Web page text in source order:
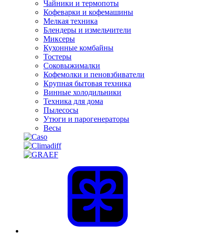
Чайники и термопоты
Кофеварки и кофемашины
Мелкая техника
Блендеры и измельчители
Миксеры
Кухонные комбайны
Тостеры
Соковыжималки
Кофемолки и пеновзбиватели
Крупная бытовая техника
Винные холодильники
Техника для дома
Пылесосы
Утюги и парогенераторы
Весы